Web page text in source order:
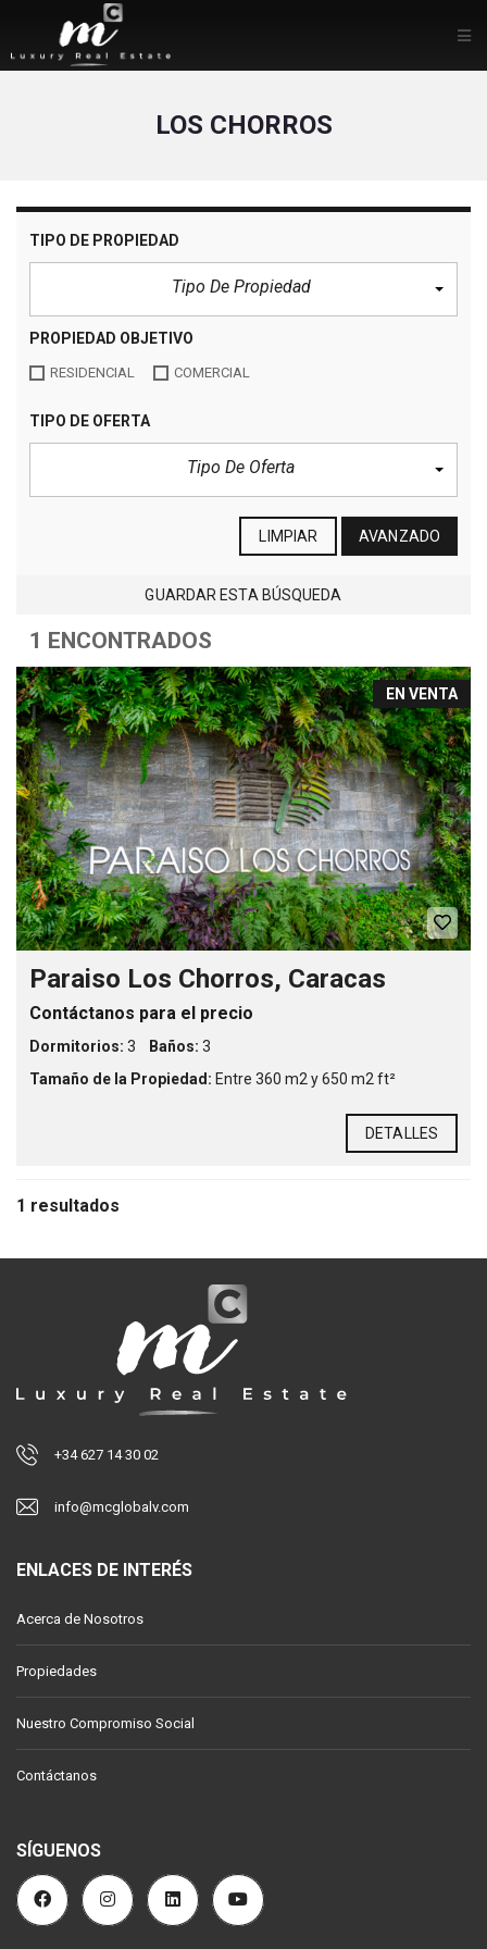
LOS CHORROS
TIPO DE PROPIEDAD
Tipo De Propiedad
PROPIEDAD OBJETIVO
RESIDENCIAL COMERCIAL
TIPO DE OFERTA
Tipo De Oferta
LIMPIAR AVANZADO
GUARDAR ESTA BÚSQUEDA
1 ENCONTRADOS
EN VENTA
Paraiso Los Chorros, Caracas
Contáctanos para el precio
Dormitorios: 3 Baños: 3
Tamaño de la Propiedad: Entre 360 m2 y 650 m2 ft²
DETALLES
1 resultados
+34 627 14 30 02
info@mcglobalv.com
ENLACES DE INTERÉS
Acerca de Nosotros
Propiedades
Nuestro Compromiso Social
Contáctanos
SÍGUENOS